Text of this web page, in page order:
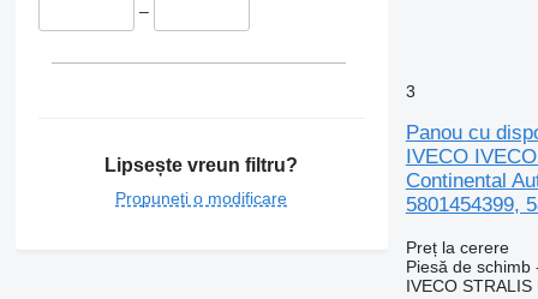
–
Lipsește vreun filtru?
Propuneți o modificare
3
Panou cu
IVECO
Continental
5801454399,
Preț la cerere
Piesă de schimb
IVECO